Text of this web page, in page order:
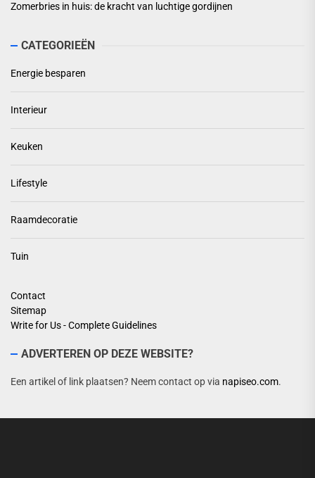
Zomerbries in huis: de kracht van luchtige gordijnen
CATEGORIEËN
Energie besparen
Interieur
Keuken
Lifestyle
Raamdecoratie
Tuin
Contact
Sitemap
Write for Us - Complete Guidelines
ADVERTEREN OP DEZE WEBSITE?
Een artikel of link plaatsen? Neem contact op via napiseo.com.